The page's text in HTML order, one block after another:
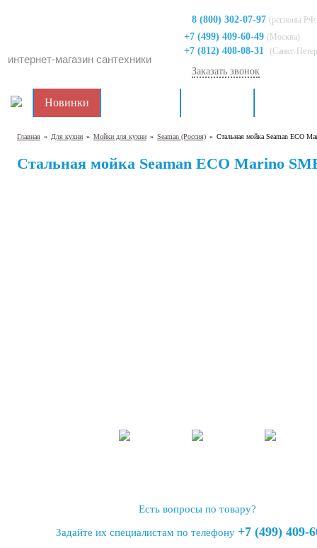
интернет-магазин сантехники
8 (800) 302-07-97 (регионы
+7 (499) 409-60-49 (Москва)
+7 (812) 408-08-31 (Санкт-
Заказать звонок
Новинки
Главная » Для кухни » Мойки для кухни » Seaman (Россия) » Стальная мойка Seaman ECO
Стальная мойка Seaman ECO Marino
Есть вопросы по товару?
Задайте их специалистам по телефону +7 (499) 409-